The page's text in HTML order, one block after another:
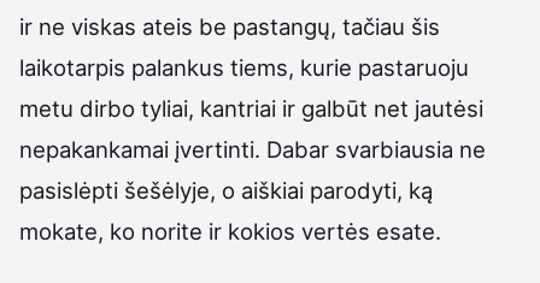
ir ne viskas ateis be pastangų, tačiau šis
laikotarpis palankus tiems, kurie pastaruoju
metu dirbo tyliai, kantriai ir galbūt net jautėsi
nepakankamai įvertinti. Dabar svarbiausia ne
pasislėpti šešėlyje, o aiškiai parodyti, ką
mokate, ko norite ir kokios vertės esate.